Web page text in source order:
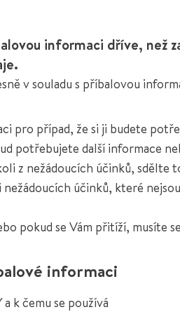
informaci dříve, než
v souladu s příbalovou
pro případ, že si ji budete
potřebujete další informace
z nežádoucích účinků, sdělte
účinků, které
pokud se Vám přitíží, musíte
informaci
k čemu se používá